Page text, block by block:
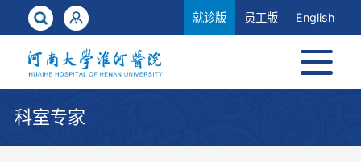
就诊版 员工版 English
科室专家